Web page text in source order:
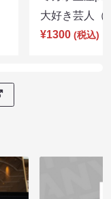
大好き芸人
¥1300 (税込)